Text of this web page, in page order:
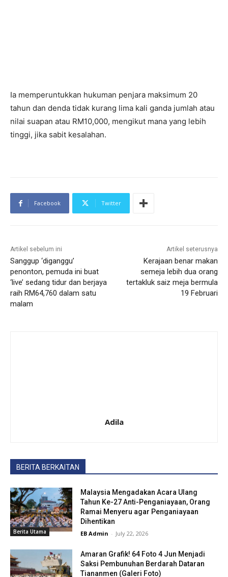
Ia memperuntukkan hukuman penjara maksimum 20
tahun dan denda tidak kurang lima kali ganda jumlah atau
nilai suapan atau RM10,000, mengikut mana yang lebih
tinggi, jika sabit kesalahan.
Facebook Twitter
Artikel sebelum ini
Sanggup ‘diganggu’
penonton, pemuda ini buat
‘live’ sedang tidur dan berjaya
raih RM64,760 dalam satu
malam
Artikel seterusnya
Kerajaan benar makan
semeja lebih dua orang
tertakluk saiz meja bermula
19 Februari
Adila
BERITA BERKAITAN
Berita Utama
Malaysia Mengadakan Acara Ulang
Tahun Ke-27 Anti-Penganiayaan, Orang
Ramai Menyeru agar Penganiayaan
Dihentikan
EB Admin - July 22, 2026
Amaran Grafik! 64 Foto 4 Jun Menjadi
Saksi Pembunuhan Berdarah Dataran
Tiananmen (Galeri Foto)